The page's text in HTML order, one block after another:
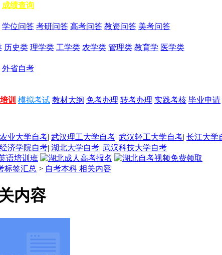
成绩查询
学位问答 考研问答 高考问答 教资问答 美考问答
历史类 理学类 工学类 农学类 管理类 教育学 医学类
外省自考
训 模拟考试 教材大纲 免考办理 转考办理 实践考核 毕业申请
业大学自考| 武汉理工大学自考| 武汉轻工大学自考| 长江大学
济学院自考| 湖北大学自考| 武汉科技大学自考
标签汇总 > 自考本科 相关内容
内容